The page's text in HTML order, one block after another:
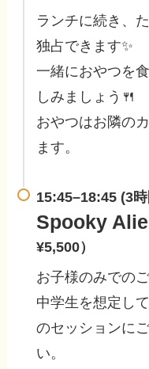
ランチに続き、
独占できます✨
一緒におやつを
しみましょう🍴
おやつはお隣の
ます。
15:45–18:45 (3
Spooky
¥5,500）
お子様のみでの
中学生を想定し
のセッションに
い。